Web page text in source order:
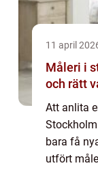
11 april
Måleri i
och rätt
Att anlita
bara få
utfört